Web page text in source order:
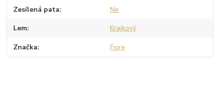
Zesílená pata Ne
Lem Krajkový
Značka Fiore